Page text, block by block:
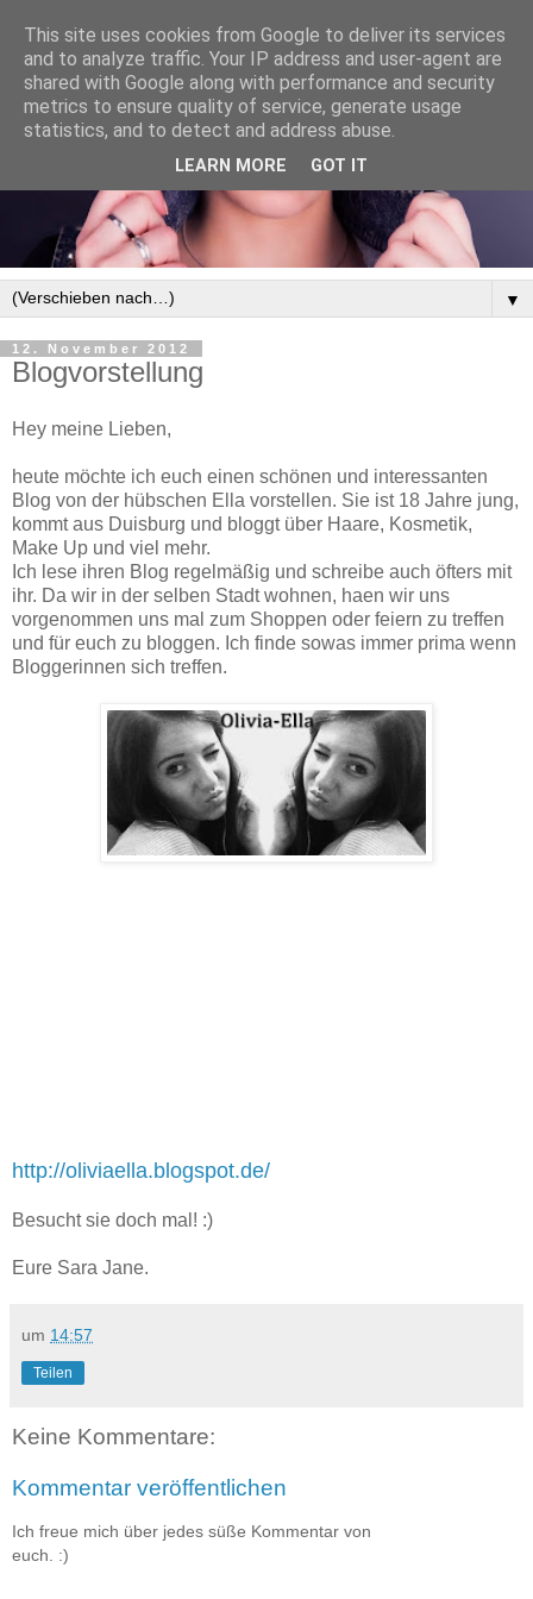
▼
12. November 2012
Blogvorstellung
Hey meine Lieben,
heute möchte ich euch einen schönen und interessanten
Blog von der hübschen Ella vorstellen. Sie ist 18 Jahre jung,
kommt aus Duisburg und bloggt über Haare, Kosmetik,
Make Up und viel mehr.
Ich lese ihren Blog regelmäßig und schreibe auch öfters mit
ihr. Da wir in der selben Stadt wohnen, haen wir uns
vorgenommen uns mal zum Shoppen oder feiern zu treffen
und für euch zu bloggen. Ich finde sowas immer prima wenn
Bloggerinnen sich treffen.
http://oliviaella.blogspot.de/
Besucht sie doch mal! :)
Eure Sara Jane.
um 14:57
Teilen
Keine Kommentare:
Kommentar veröffentlichen
Ich freue mich über jedes süße Kommentar von
euch. :)
This site uses cookies from Google to deliver its services
and to analyze traffic. Your IP address and user-agent are
shared with Google along with performance and security
metrics to ensure quality of service, generate usage
statistics, and to detect and address abuse.
LEARN MORE GOT IT